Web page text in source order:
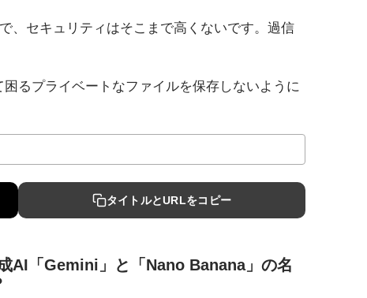
、セキュリティはそこまで高くないです。過信
るプライベートなファイルを保存しないように
タイトルとURLをコピー
AI「Gemini」と「Nano Banana」の名